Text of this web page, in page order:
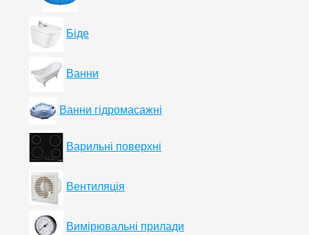
Біде
Ванни
Ванни гідромасажні
Варильні поверхні
Вентиляція
Вимірювальні прилади